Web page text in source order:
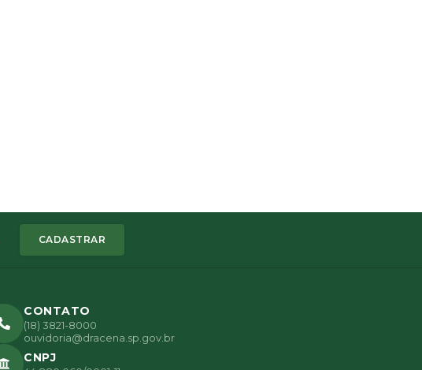
CADASTRAR
CONTATO
(18) 3821-8000
ouvidoria@dracena.sp.gov.br
CNPJ